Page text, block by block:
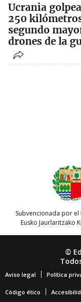
Ucrania
250
segundo
drones de la
Subvencionada por
Eusko Jaurlaritzako
©
Aviso legal Política
Código ético